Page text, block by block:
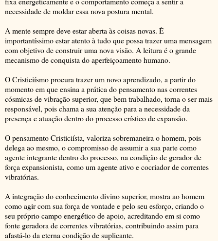
necessidade de moldar essa nova postura mental.
A mente sempre deve estar aberta às coisas novas. É
importantíssimo estar atento à tudo que possa trazer uma mensagem
com objetivo de construir uma nova visão. A leitura é o grande
mecanismo de conquista do aperfeiçoamento humano.
O Cristiciísmo procura trazer um novo aprendizado, a partir do
momento em que ensina a prática do pensamento nas correntes
cósmicas de vibração superior, que bem trabalhado, torna o ser mais
responsável, pois chama a sua atenção para a necessidade da
presença e atuação dentro do processo crístico de expansão.
O pensamento Cristiciísta, valoriza sobremaneira o homem, pois
delega ao mesmo, o compromisso de assumir a sua parte como
agente integrante dentro do processo, na condição de gerador de
força expansionista, como um agente ativo e cocriador de correntes
vibratórias.
A integração do conhecimento divino superior, mostra ao homem
como agir com sua força de vontade e pelo seu esforço, criando o
seu próprio campo energético de apoio, acreditando em si como
fonte geradora de correntes vibratórias, contribuindo assim para
afastá-lo da eterna condição de suplicante.